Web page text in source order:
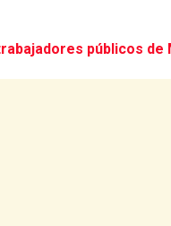
públicos de